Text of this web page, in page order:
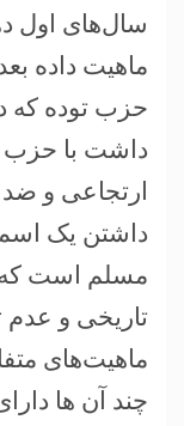
سال‌های اول
ماهیت داده
حزب توده که
داشت با حزب
ارتجاعی و
داشتن یک
مسلم است که
تاریخی و
ماهیت‌های
چند آن ها